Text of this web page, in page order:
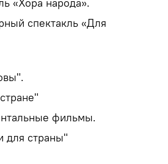
спектакль «Для
фильмы.
для страны"